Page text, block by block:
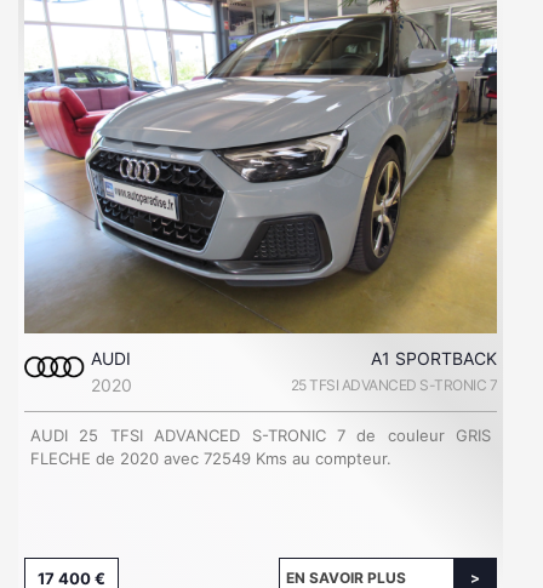
AUDI
A1 SPORTBACK
2020
25 TFSI ADVANCED S-TRONIC 7
AUDI 25 TFSI ADVANCED S-TRONIC 7 de couleur GRIS
FLECHE de 2020 avec 72549 Kms au compteur.
17 400 € EN SAVOIR PLUS